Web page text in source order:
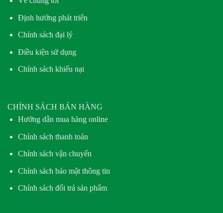
Định hướng phát triển
Chính sách đại lý
Điều kiện sử dụng
Chính sách khiếu nại
CHÍNH SÁCH BÁN HÀNG
Hướng dẫn mua hàng online
Chính sách thanh toán
Chính sách vận chuyển
Chính sách bảo mật thông tin
Chính sách đổi trả sản phẩm